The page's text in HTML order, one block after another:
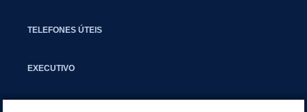
TELEFONES ÚTEIS
EXECUTIVO